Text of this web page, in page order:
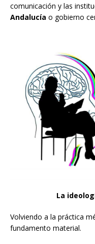
comunicación y las
Andalucía o gobierno
La
Volviendo a la práctica
fundamento material.